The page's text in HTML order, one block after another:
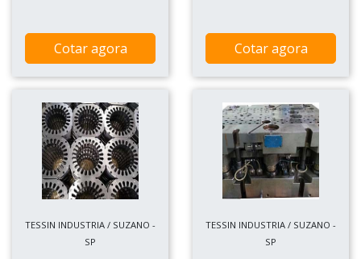
Cotar agora Cotar agora
TESSIN INDUSTRIA / SUZANO -
SP
TESSIN INDUSTRIA / SUZANO -
SP